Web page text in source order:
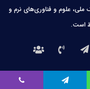
علوم و فناوری‌های نرم و
است.
تلگرامتماس
با
درباره
ما